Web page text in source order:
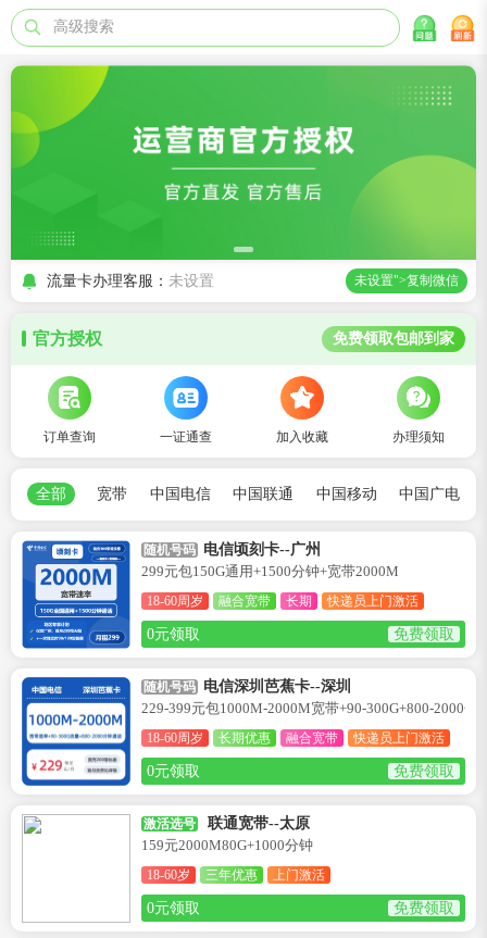
高级搜索
流量卡办理客服： 未设置 未设置">复制微信
官方授权 免费领取包邮到家
订单查询 一证通查 加入收藏 办理须知
全部 宽带 中国电信 中国联通 中国移动 中国广电
随机号码 电信顷刻卡--广州
299元包150G通用+1500分钟+宽带2000M
18-60周岁 融合宽带 长期 快递员上门激活
0元领取 免费领取
随机号码 电信深圳芭蕉卡--深圳
229-399元包1000M-2000M宽带+90-300G+800-2000分
18-60周岁 长期优惠 融合宽带 快递员上门激活
0元领取 免费领取
激活选号
联通宽带--太原
159元2000M80G+1000分钟
18-60岁 三年优惠 上门激活
0元领取 免费领取